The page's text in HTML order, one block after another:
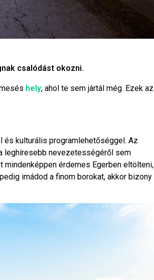
csalódást okozni.
hely, ahol te sem jártál még. Ezek az
és kulturális programlehetőséggel. Az
leghíresebb nevezetességéről sem
mindenképpen érdemes Egerben eltölteni,
imádod a finom borokat, akkor bizony